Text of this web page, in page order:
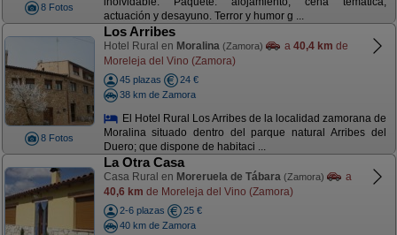
8 Fotos
actuación y desayuno. Terror y humor g ...
8 Fotos
Los Arribes
Hotel Rural en Moralina (Zamora) a 40,4 km de
Moreleja del Vino (Zamora)
45 plazas
24 €
38 km de Zamora
El Hotel Rural Los Arribes de la localidad zamorana de
Moralina situado dentro del parque natural Arribes del
Duero; que dispone de habitaci ...
La Otra Casa
Casa Rural en Moreruela de Tábara (Zamora)
a
40,6 km de Moreleja del Vino (Zamora)
2-6 plazas
25 €
40 km de Zamora